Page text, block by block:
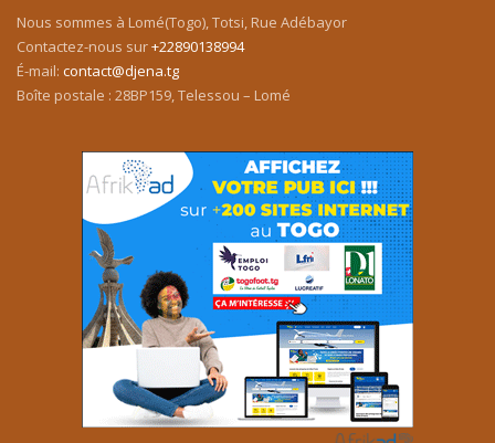
Nous sommes à Lomé(Togo), Totsi, Rue Adébayor
Contactez-nous sur+22890138994
É-mail: contact@djena.tg
Boîte postale : 28BP159, Telessou – Lomé